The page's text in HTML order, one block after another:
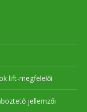
lift-megfelelői
jellemzői